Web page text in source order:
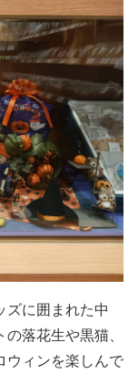
ズに囲まれた中
落花生や黒猫、
ウィンを楽しんで